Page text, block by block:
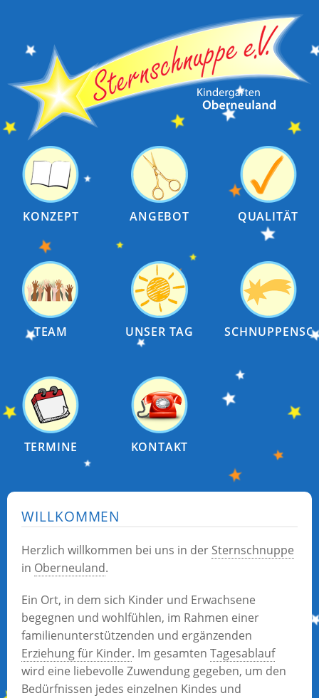
KONZEPT ANGEBOT QUALITÄT
TEAM UNSER TAG
TERMINE KONTAKT
WILLKOMMEN
Herzlich willkommen bei uns in der Sternschnuppe
in Oberneuland.
Ein Ort, in dem sich Kinder und Erwachsene
begegnen und wohlfühlen, im Rahmen einer
familienunterstützenden und ergänzenden
Erziehung für Kinder. Im gesamten Tagesablauf
wird eine liebevolle Zuwendung gegeben, um den
Bedürfnissen jedes einzelnen Kindes und